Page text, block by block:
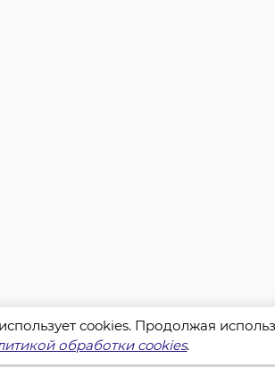
cookies. Продолжая
обработки cookies.